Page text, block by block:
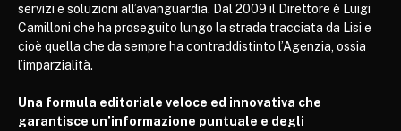
servizi e soluzioni all’avanguardia. Dal 2009 il Direttore è Luigi
Camilloni che ha proseguito lungo la strada tracciata da Lisi e
cioè quella che da sempre ha contraddistinto l’Agenzia, ossia
l’imparzialità.
Una formula editoriale veloce ed innovativa che
garantisce un’informazione puntuale e degli